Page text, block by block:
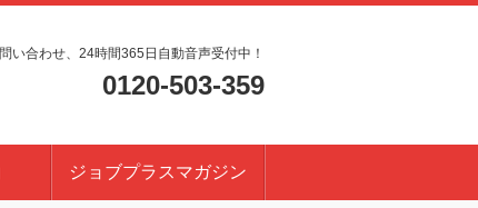
い合わせ、24時間365日自動音声受付中！
0120-503-359
ジョブプラスマガジン